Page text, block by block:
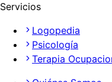
Servicios
Logopedia
Psicología
Terapia